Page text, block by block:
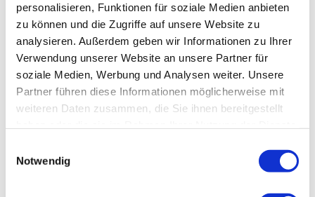
personalisieren, Funktionen für soziale Medien anbieten
zu können und die Zugriffe auf unsere Website zu
analysieren. Außerdem geben wir Informationen zu Ihrer
Verwendung unserer Website an unsere Partner für
soziale Medien, Werbung und Analysen weiter. Unsere
Partner führen diese Informationen möglicherweise mit
weiteren Daten zusammen, die Sie ihnen bereitgestellt
Notwendig
Das Publikum war begeistert. Tosender Applaus führte
zu einer Zugabe, die den Rhythmus des Applauses
aufnahm und in ein weiteres wunderbares Musikstück
überleitete. Standing Ovations für dieses mitreißende
und berührende Konzert.
Text & Foto: Gabriele Fröhlich